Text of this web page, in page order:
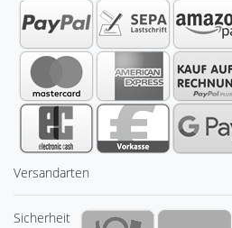
Versandarten
Sicherheit